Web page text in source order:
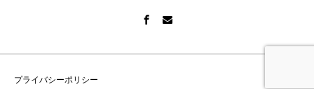
プライバシーポリシー